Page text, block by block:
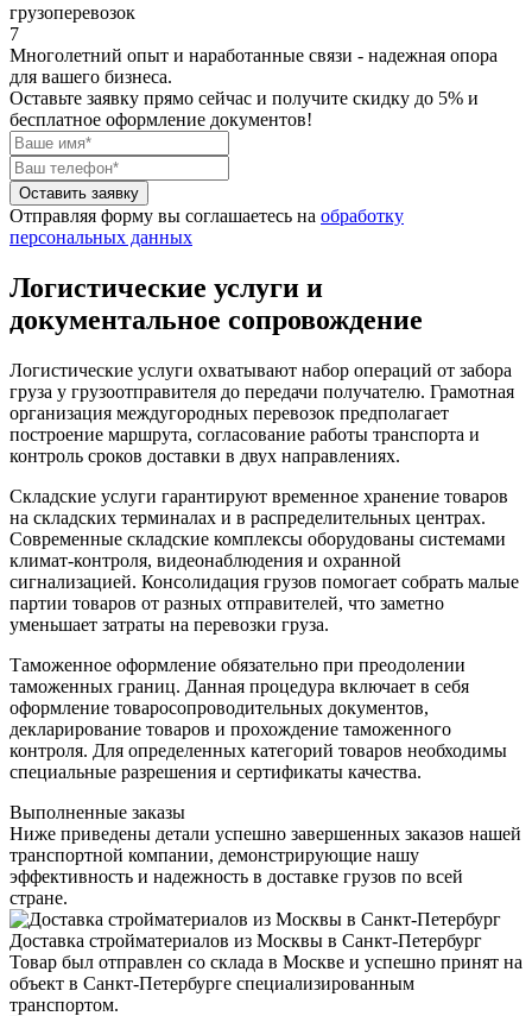
грузоперевозок
7
Многолетний опыт и наработанные связи - надежная опора
для вашего бизнеса.
Оставьте заявку прямо сейчас и получите скидку до 5% и
бесплатное оформление документов!
Оставить заявку
Отправляя форму вы соглашаетесь на обработку
персональных данных
Логистические услуги и
документальное сопровождение
Логистические услуги охватывают набор операций от забора
груза у грузоотправителя до передачи получателю. Грамотная
организация междугородных перевозок предполагает
построение маршрута, согласование работы транспорта и
контроль сроков доставки в двух направлениях.
Складские услуги гарантируют временное хранение товаров
на складских терминалах и в распределительных центрах.
Современные складские комплексы оборудованы системами
климат-контроля, видеонаблюдения и охранной
сигнализацией. Консолидация грузов помогает собрать малые
партии товаров от разных отправителей, что заметно
уменьшает затраты на перевозки груза.
Таможенное оформление обязательно при преодолении
таможенных границ. Данная процедура включает в себя
оформление товаросопроводительных документов,
декларирование товаров и прохождение таможенного
контроля. Для определенных категорий товаров необходимы
специальные разрешения и сертификаты качества.
Выполненные заказы
Ниже приведены детали успешно завершенных заказов нашей
транспортной компании, демонстрирующие нашу
эффективность и надежность в доставке грузов по всей
стране.
Доставка стройматериалов из Москвы в Санкт-Петербург
Товар был отправлен со склада в Москве и успешно принят на
объект в Санкт-Петербурге специализированным
транспортом.